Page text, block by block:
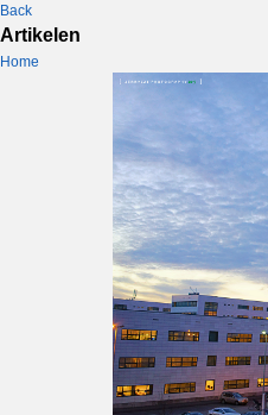
Back
Artikelen
Home